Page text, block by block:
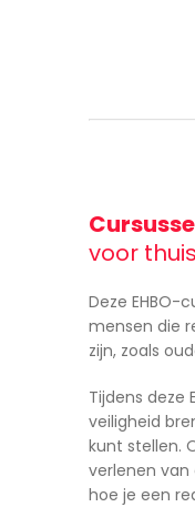
voor
Deze EHBO-
mensen die
zijn, zoals
Tijdens deze
veiligheid
kunt stellen.
verlenen van
hoe je een